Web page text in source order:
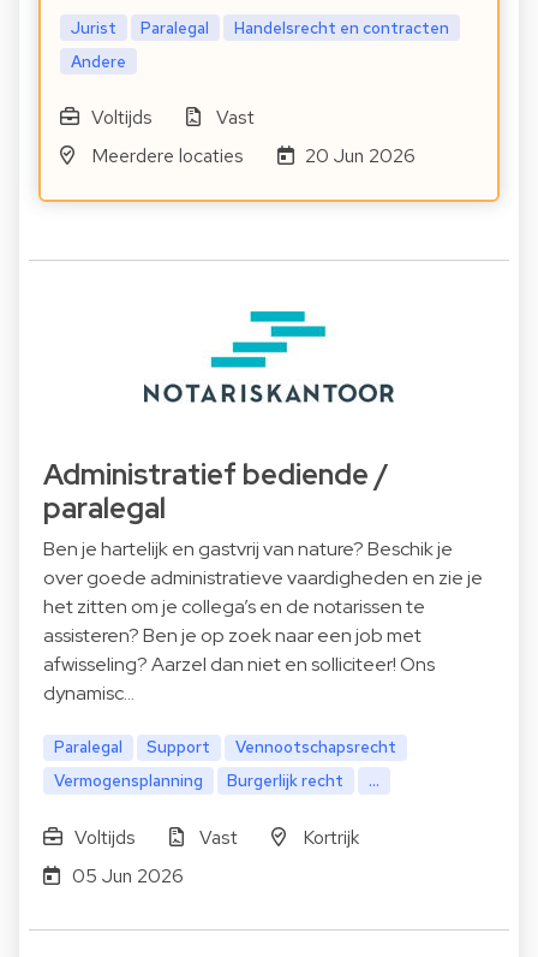
Jurist Paralegal
Handelsrecht en contracten
Andere
Voltijds
Vast
Meerdere locaties
20 Jun 2026
Administratief bediende /
paralegal
Ben je hartelijk en gastvrij van nature? Beschik je
over goede administratieve vaardigheden en zie je
het zitten om je collega’s en de notarissen te
assisteren? Ben je op zoek naar een job met
afwisseling? Aarzel dan niet en solliciteer! Ons
dynamisc…
Paralegal Support
Vennootschapsrecht
Vermogensplanning
Burgerlijk recht ...
Voltijds Vast
Kortrijk
05 Jun 2026